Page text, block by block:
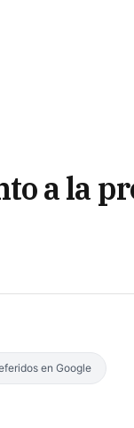
a la
en Google